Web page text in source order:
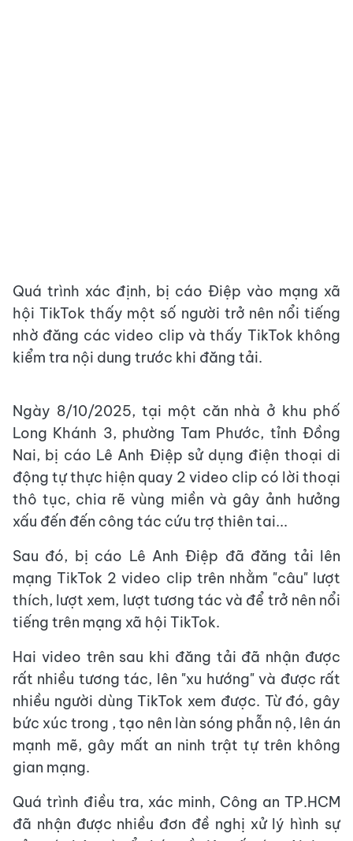
Quá trình xác định, bị cáo Điệp vào mạng xã
hội TikTok thấy một số người trở nên nổi tiếng
nhờ đăng các video clip và thấy TikTok không
kiểm tra nội dung trước khi đăng tải.
Ngày 8/10/2025, tại một căn nhà ở khu phố
Long Khánh 3, phường Tam Phước, tỉnh Đồng
Nai, bị cáo Lê Anh Điệp sử dụng điện thoại di
động tự thực hiện quay 2 video clip có lời thoại
thô tục, chia rẽ vùng miền và gây ảnh hưởng
xấu đến đến công tác cứu trợ thiên tai...
Sau đó, bị cáo Lê Anh Điệp đã đăng tải lên
mạng TikTok 2 video clip trên nhằm "câu" lượt
thích, lượt xem, lượt tương tác và để trở nên nổi
tiếng trên mạng xã hội TikTok.
Hai video trên sau khi đăng tải đã nhận được
rất nhiều tương tác, lên "xu hướng" và được rất
nhiều người dùng TikTok xem được. Từ đó, gây
bức xúc trong , tạo nên làn sóng phẫn nộ, lên án
mạnh mẽ, gây mất an ninh trật tự trên không
gian mạng.
Quá trình điều tra, xác minh, Công an TP.HCM
đã nhận được nhiều đơn đề nghị xử lý hình sự